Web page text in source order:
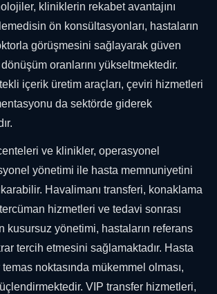
kliniklerin rekabet avantajını
ön konsültasyonları, hastaların
görüşmesini sağlayarak güven
oranlarını yükseltmektedir.
içerik üretim araçları, çeviri hizmetleri
da sektörde giderek
ve klinikler, operasyonel
yönetimi ile hasta memnuniyetini
Havalimanı transferi, konaklama
hizmetleri ve tedavi sonrası
kusursuz yönetimi, hastaların referans
tercih etmesini sağlamaktadır. Hasta
noktasında mükemmel olması,
VIP transfer hizmetleri,